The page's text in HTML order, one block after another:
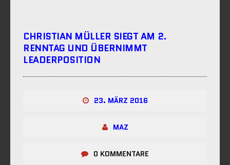
CHRISTIAN MÜLLER SIEGT AM 2.
RENNTAG UND ÜBERNIMMT
LEADERPOSITION
23. MÄRZ 2016
MAZ
0 KOMMENTARE